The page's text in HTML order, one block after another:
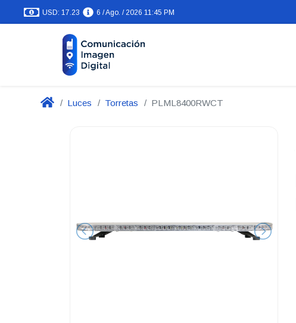
USD: 17.23 6 / Ago. / 2026 11:45 PM
Luces Torretas PLML8400RWCT